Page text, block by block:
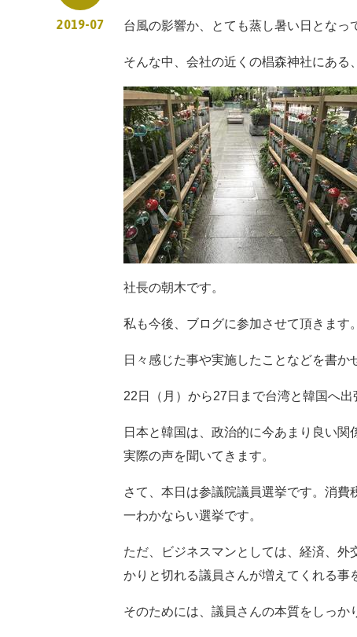
2019-07 台風の影響か、とても蒸し暑い日となっ
そんな中、会社の近くの椙森神社にある
社長の朝木です。
私も今後、ブログに参加させて頂きます。
日々感じた事や実施したことなどを書か
22日（月）から27日まで台湾と韓国へ出
日本と韓国は、政治的に今あまり良い関
実際の声を聞いてきます。
さて、本日は参議院議員選挙です。消
一わかならい選挙です。
ただ、ビジネスマンとしては、経済、
かりと切れる議員さんが増えてくれる事
そのためには、議員さんの本質をしっか